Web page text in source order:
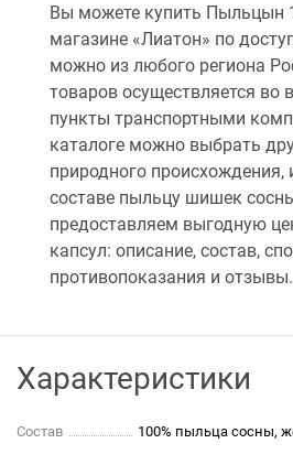
Вы можете купить Пыльцын
магазине «Лиатон» по
можно из любого региона
товаров осуществляется во
пункты транспортными
каталоге можно выбрать
природного
составе пыльцу шишек
предоставляем выгодную
капсул: описание, состав,
противопоказания и отзывы.
Характеристики
Состав 100% пыльца сосны,